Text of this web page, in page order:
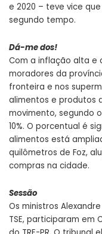
e 2020 – teve vice
segundo tempo.
Dá-me dos!
Com a inflação alta e
moradores da
fronteira e nos
alimentos e produtos
movimento, segundo
10%. O porcentual é
alimentos está
quilômetros de Foz,
compras na cidade.
Sessão
Os ministros
TSE, participaram em